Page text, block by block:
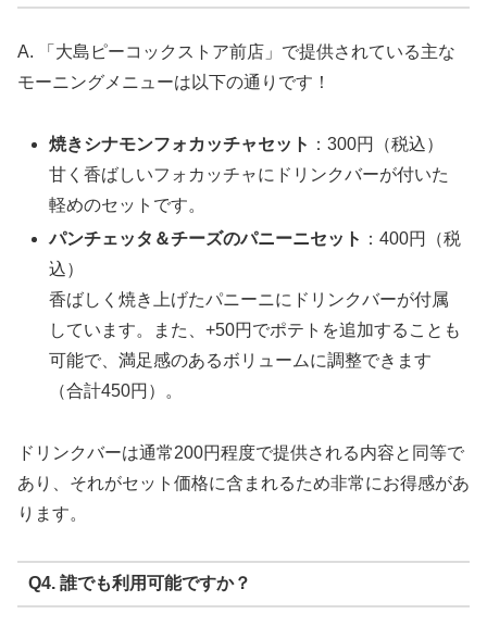
A. 「大島ピーコックストア前店」で提供されている主な
モーニングメニューは以下の通りです！
焼きシナモンフォカッチャセット ：300円（税込）
甘く香ばしいフォカッチャにドリンクバーが付いた
軽めのセットです。
パンチェッタ＆チーズのパニーニセット ：400円（税
込）
香ばしく焼き上げたパニーニにドリンクバーが付属
しています。また、+50円でポテトを追加することも
可能で、満足感のあるボリュームに調整できます
（合計450円）。
ドリンクバーは通常200円程度で提供される内容と同等で
あり、それがセット価格に含まれるため非常にお得感があ
ります。
Q4. 誰でも利用可能ですか？